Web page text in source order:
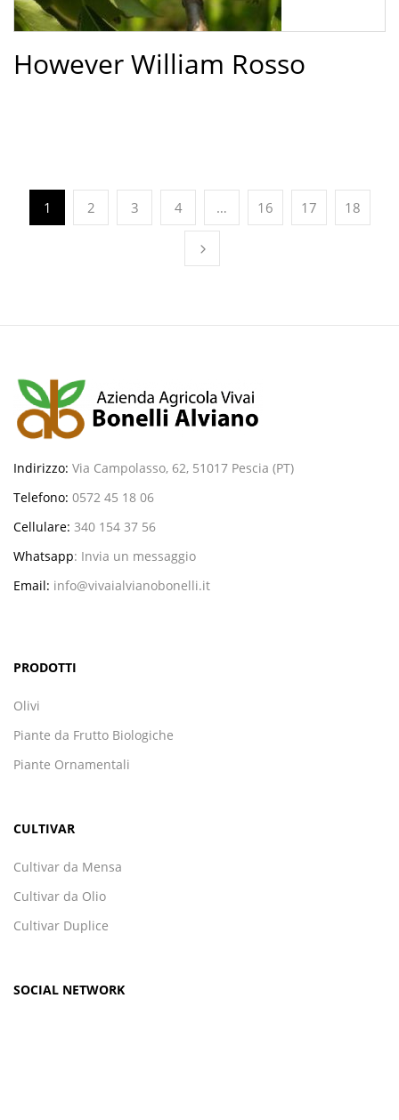
However William Rosso
1 2 3 4 … 16 17 18
Indirizzo: Via Campolasso, 62, 51017 Pescia (PT)
Telefono: 0572 45 18 06
Cellulare: 340 154 37 56
Whatsapp: Invia un messaggio
Email: info@vivaialvianobonelli.it
PRODOTTI
Olivi
Piante da Frutto Biologiche
Piante Ornamentali
CULTIVAR
Cultivar da Mensa
Cultivar da Olio
Cultivar Duplice
SOCIAL NETWORK